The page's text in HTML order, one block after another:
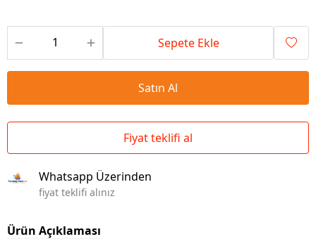
Sepete Ekle
Satın Al
Fiyat teklifi al
Whatsapp Üzerinden
fiyat teklifi alınız
Ürün Açıklaması